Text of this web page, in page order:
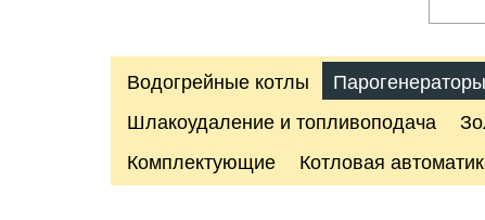
Водогрейные котлы Парогенераторы
Шлакоудаление и топливоподача
Комплектующие
Котловая